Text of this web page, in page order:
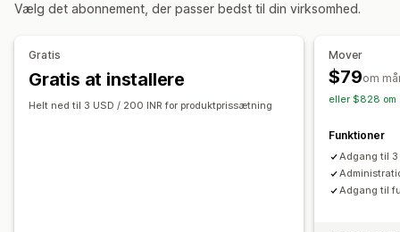
Vælg det abonnement, der passer bedst til din virksomhed.
Gratis
Gratis at installere
Helt ned til 3 USD / 200 INR for produktprissætning
Mover
$79om
eller $828 om
Funktioner
Adgang til
Adgang til